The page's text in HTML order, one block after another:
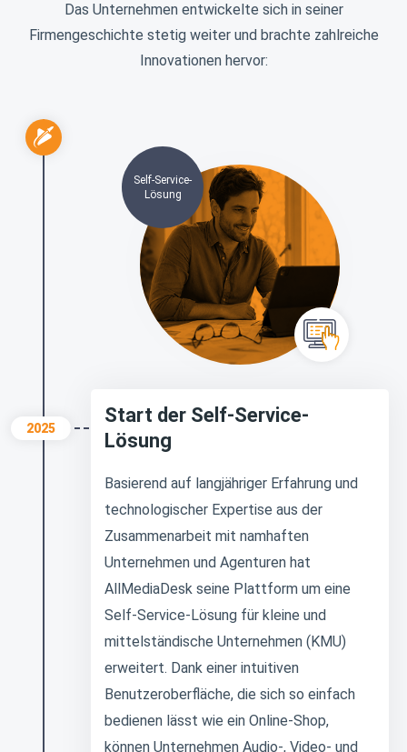
Das Unternehmen entwickelte sich in seiner
Firmengeschichte stetig weiter und brachte zahlreiche
Innovationen hervor:
Self-Service-
Lösung
2025
Start der Self-Service-
Lösung
Basierend auf langjähriger Erfahrung und
technologischer Expertise aus der
Zusammenarbeit mit namhaften
Unternehmen und Agenturen hat
AllMediaDesk seine Plattform um eine
Self-Service-Lösung für kleine und
mittelständische Unternehmen (KMU)
erweitert. Dank einer intuitiven
Benutzeroberfläche, die sich so einfach
bedienen lässt wie ein Online-Shop,
können Unternehmen Audio-, Video- und